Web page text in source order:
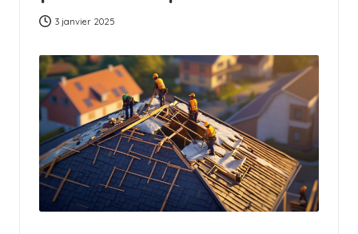
o
n
il
l
k
ir
c
h
3 janvier 2025